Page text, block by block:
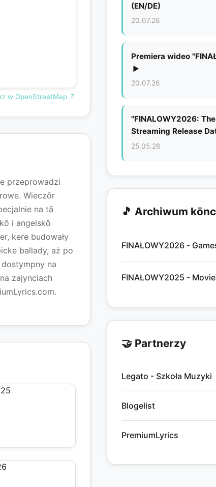
w OpenStreetMap ↗
przeprowadzi
Wieczōr
na tã
i angelskŏ
kere budowały
ballady, aż po
na
zajynciach
(EN/DE)
20.07.26
Premiera wideo
▶
20.07.26
"FINALOWY2026:
Streaming Release
25.05.26
🎵 Archiwum
FINAŁOWY2026 -
FINAŁOWY2025 -
🤝 Partnerzy
Legato - Szkoła Muzyki
Blogelist
PremiumLyrics